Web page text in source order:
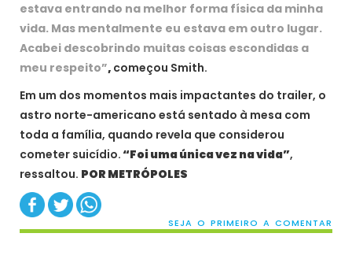
estava entrando na melhor forma física da minha
vida. Mas mentalmente eu estava em outro lugar.
Acabei descobrindo muitas coisas escondidas a
meu respeito”, começou Smith.
Em um dos momentos mais impactantes do trailer, o
astro norte-americano está sentado à mesa com
toda a família, quando revela que considerou
cometer suicídio. “Foi uma única vez na vida”,
ressaltou. POR METRÓPOLES
SEJA O PRIMEIRO A COMENTAR